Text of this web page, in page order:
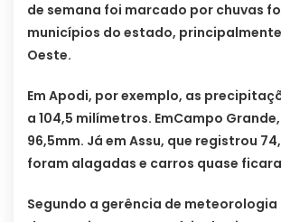
de semana foi marcado por chuvas
municípios do estado,
Oeste.
Em Apodi, por exemplo, as
a 104,5 milímetros. EmCampo
96,5mm. Já em Assu, que registrou
foram alagadas e carros quase
Segundo a gerência de meteorologia